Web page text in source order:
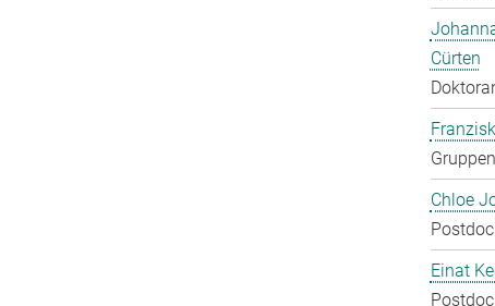
Cürten
Chloe
Postdoc
Einat
Postdoc